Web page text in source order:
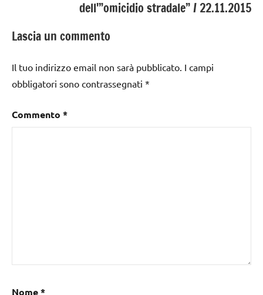
dell'”omicidio stradale” / 22.11.2015
Lascia un commento
Il tuo indirizzo email non sarà pubblicato. I campi
obbligatori sono contrassegnati *
Commento *
Nome*